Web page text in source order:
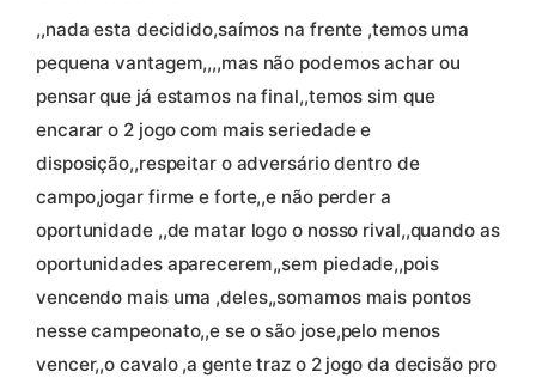
,,nada esta decidido,saímos na frente ,temos uma
pequena vantagem,,,,mas não podemos achar ou
pensar que já estamos na final,,temos sim que
encarar o 2 jogo com mais seriedade e
disposição,,respeitar o adversário dentro de
campo,jogar firme e forte,,e não perder a
oportunidade ,,de matar logo o nosso rival,,quando as
oportunidades aparecerem,,sem piedade,,pois
vencendo mais uma ,deles,,somamos mais pontos
nesse campeonato,,e se o são jose,pelo menos
vencer,,o cavalo ,a gente traz o 2 jogo da decisão pro